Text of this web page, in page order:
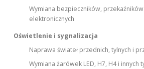
Wymiana bezpieczników,
elektronicznych
Oświetlenie i sygnalizacja
Naprawa świateł przednich, tylnych i
Wymiana żarówek LED, H7, H4 i innych